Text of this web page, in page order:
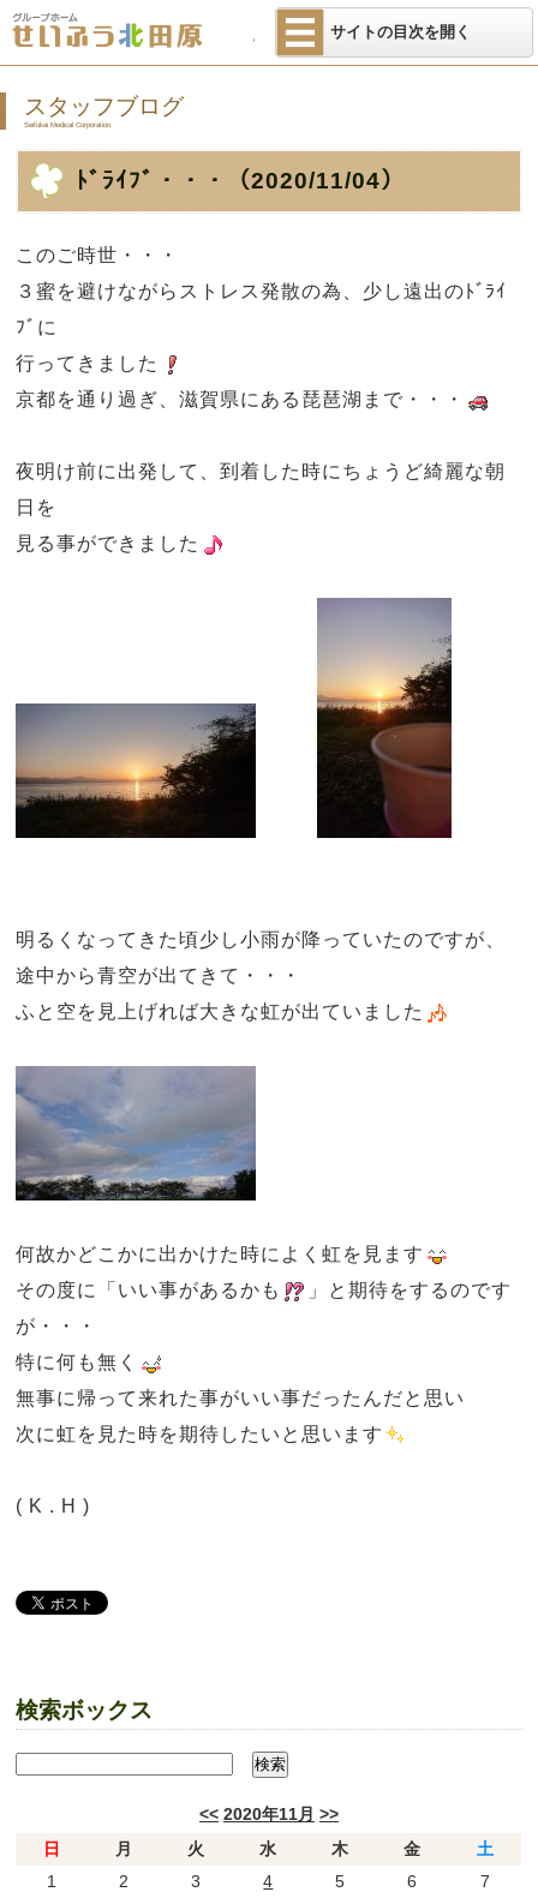
医療法人せい
サイトの目次を開く
スタッフブログ
Seifukai Medical Corporation
ﾄﾞﾗｲﾌﾞ・・・ （2020/11/04）
このご時世・・・
３蜜を避けながらストレス発散の為、少し遠出のﾄﾞﾗｲ
ﾌﾞに
行ってきました
京都を通り過ぎ、滋賀県にある琵琶湖まで・・・
夜明け前に出発して、到着した時にちょうど綺麗な朝
日を
見る事ができました
明るくなってきた頃少し小雨が降っていたのですが、
途中から青空が出てきて・・・
ふと空を見上げれば大きな虹が出ていました
何故かどこかに出かけた時によく虹を見ます
その度に「いい事があるかも
」と期待をするのです
が・・・
特に何も無く
無事に帰って来れた事がいい事だったんだと思い
次に虹を見た時を期待したいと思います
( K . H )
検索ボックス
<< 2020年11月 >>
日
月 火 水 木 金
土
1
2 3 4 5 6
7